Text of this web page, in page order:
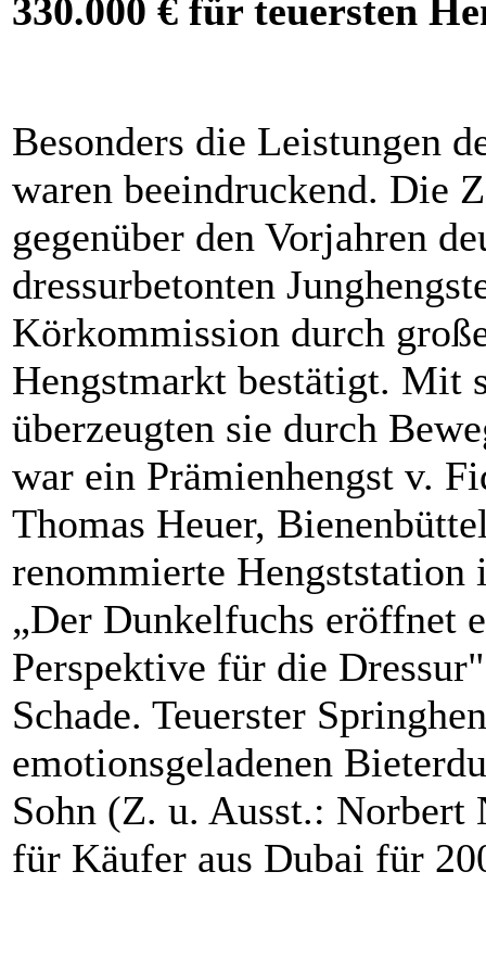
330.000 € für teuersten
Besonders die Leistungen
waren beeindruckend. Die
gegenüber den Vorjahren
dressurbetonten
Körkommission durch
Hengstmarkt bestätigt. Mit
überzeugten sie durch
war ein Prämienhengst v.
Thomas Heuer,
renommierte Hengststation
„Der Dunkelfuchs eröffnet
Perspektive für die
Schade. Teuerster
emotionsgeladenen
Sohn (Z. u. Ausst.:
für Käufer aus Dubai für